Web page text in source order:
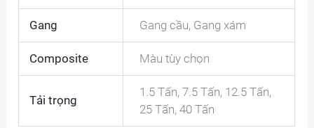
Gang Gang cầu, Gang xám
Composite Màu tùy chọn
Tải trọng
1.5 Tấn, 7.5 Tấn, 12.5 Tấn,
25 Tấn, 40 Tấn